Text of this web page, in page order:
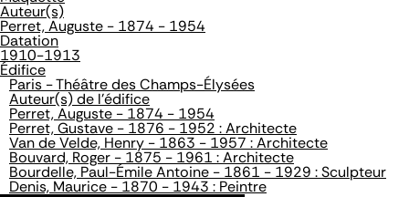
Auteur(s)
Perret, Auguste - 1874 - 1954
Datation
1910-1913
Édifice
Paris - Théâtre des Champs-Élysées
Auteur(s) de l'édifice
Perret, Auguste - 1874 - 1954
Perret, Gustave - 1876 - 1952 : Architecte
Van de Velde, Henry - 1863 - 1957 : Architecte
Bouvard, Roger - 1875 - 1961 : Architecte
Bourdelle, Paul-Émile Antoine - 1861 - 1929 : Sculpteur
Denis, Maurice - 1870 - 1943 : Peintre